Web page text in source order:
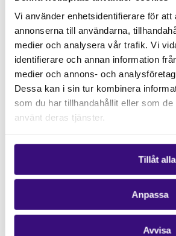
Vi använder enhetsidentifierare för att
annonserna till användarna,
medier och analysera vår trafik. Vi
identifierare och annan information
medier och annons- och
Dessa kan i sin tur kombinera
som du har tillhandahållit eller som
använt deras tjänster.
Tillåt alla
Anpassa
Avvisa
02.06.26
KATASTROFEN I SÖDRA
SAMHÄLLE OCH SOLIDARITET
PROV